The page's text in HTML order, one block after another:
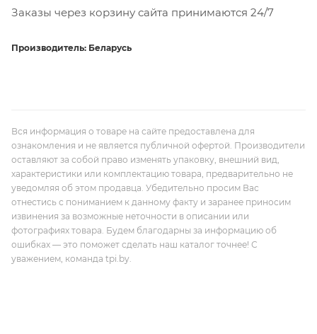
Заказы через корзину сайта принимаются 24/7
Производитель: Беларусь
Вся информация о товаре на сайте предоставлена для
ознакомления и не является публичной офертой. Производители
оставляют за собой право изменять упаковку, внешний вид,
характеристики или комплектацию товара, предварительно не
уведомляя об этом продавца. Убедительно просим Вас
отнестись с пониманием к данному факту и заранее приносим
извинения за возможные неточности в описании или
фотографиях товара. Будем благодарны за информацию об
ошибках — это поможет сделать наш каталог точнее! С
уважением, команда tpi.by.